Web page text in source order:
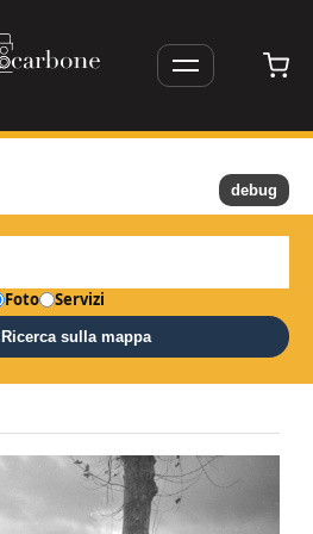
Foto Servizi
Ricerca sulla mappa
debug